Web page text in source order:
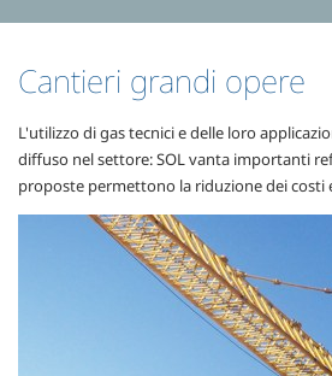
Cantieri grandi opere
L'utilizzo di gas tecnici e delle loro
diffuso nel settore: SOL vanta importanti
proposte permettono la riduzione dei